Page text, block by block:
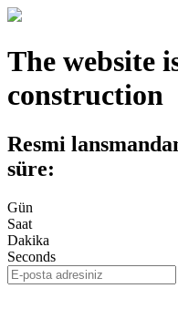
The website
construction
Resmi
süre:
Gün
Saat
Dakika
Seconds